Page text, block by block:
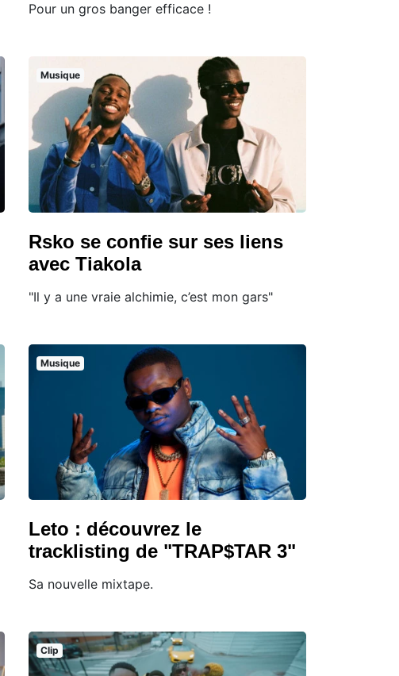
Pour un gros banger efficace !
Musique
Rsko se confie sur ses liens
avec Tiakola
"Il y a une vraie alchimie, c’est mon gars"
Musique
Leto : découvrez le
tracklisting de "TRAP$TAR 3"
Sa nouvelle mixtape.
Clip